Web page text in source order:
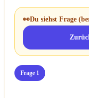
👀Du siehst Frage
Frage 1